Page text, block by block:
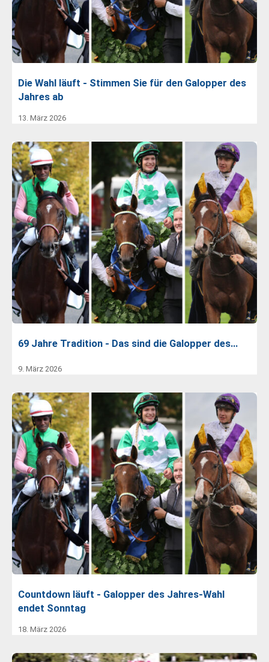
Die Wahl läuft - Stimmen Sie für den Galopper des
Jahres ab
13. März 2026
69 Jahre Tradition - Das sind die Galopper des…
9. März 2026
Countdown läuft - Galopper des Jahres-Wahl
endet Sonntag
18. März 2026